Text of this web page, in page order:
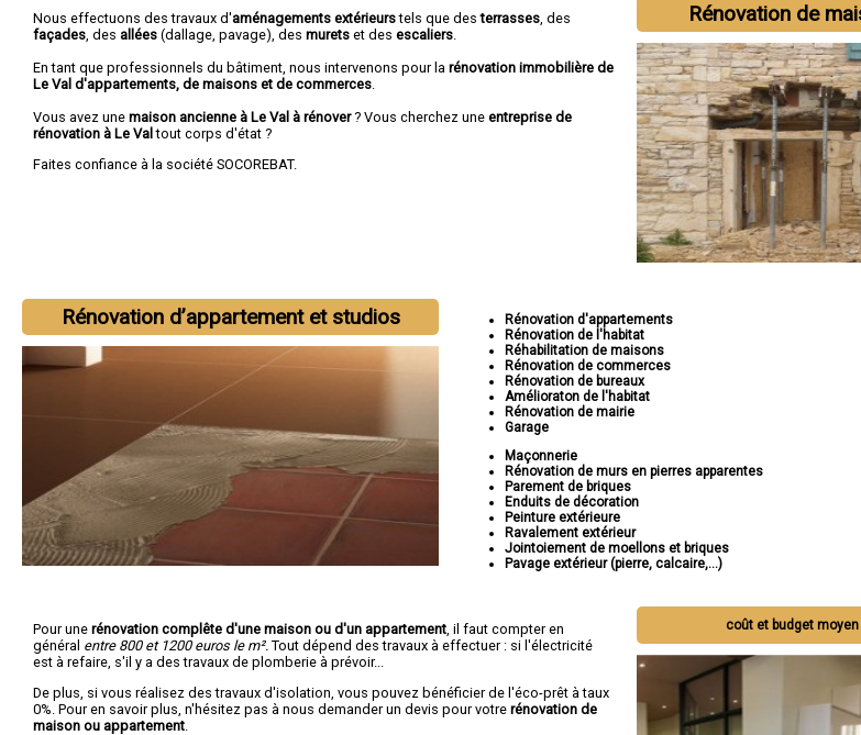
Rénovation de
Nous effectuons des travaux d'aménagements extérieurstels que desterrasses , des
façades , des allées (dallage, pavage), des murets et des escaliers
En tant que professionnels du bâtiment, nous intervenons pour la rénovation immobilière de
Le Val d'appartements, de maisons et de commerces
Vous avez une maison ancienne à Le Val à rénover? Vous cherchez une entreprise de
rénovation à Le Valtout corps d'état ?
Faites confiance à la société SOCOREBAT.
Rénovation d’appartement et studios
Rénovation d'appartements
Rénovation de l'habitat
Réhabilitation de maisons
Rénovation de commerces
Rénovation de bureaux
Amélioraton de l'habitat
Rénovation de mairie
Garage
Maçonnerie
Rénovation de murs en pierres apparentes
Parement de briques
Enduits de décoration
Peinture extérieure
Ravalement extérieur
Jointoiement de moellons et briques
Pavage extérieur (pierre, calcaire,...)
coût et budget
Pour une rénovation complête d'une maison ou d'un appartement , il faut compter en
général entre 800 et 1200 euros le m². Tout dépend des travaux à effectuer : si l'électricité
est à refaire, s'il y a des travaux de plomberie à prévoir...
De plus, si vous réalisez des travaux d'isolation, vous pouvez bénéficier de l'éco-prêt à taux
0%. Pour en savoir plus, n'hésitez pas à nous demander un devis pour votre rénovation de
maison ou appartement